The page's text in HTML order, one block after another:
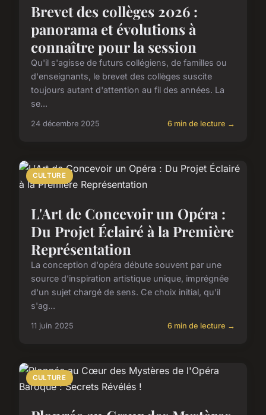
Brevet des collèges 2026 :
panorama et évolutions à
connaître pour la session
Qu'il s'agisse de futurs collégiens, de familles ou
d'enseignants, le brevet des collèges suscite
toujours autant d'attention au fil des années. La
se...
24 décembre 2025 6 min de lecture →
CULTURE
L'Art de Concevoir un Opéra :
Du Projet Éclairé à la Première
Représentation
La conception d'opéra débute souvent par une
source d'inspiration artistique unique, imprégnée
d'un sujet chargé de sens. Ce choix initial, qu'il
s'ag...
11 juin 2025 6 min de lecture →
CULTURE